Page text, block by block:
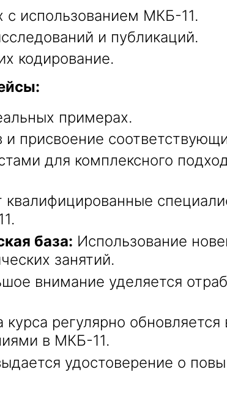
с использованием МКБ-11.
и публикаций.
кодирование.
примерах.
присвоение
для комплексного
квалифицированные
база: Использование
занятий.
внимание уделяется
регулярно
в МКБ-11.
удостоверение о